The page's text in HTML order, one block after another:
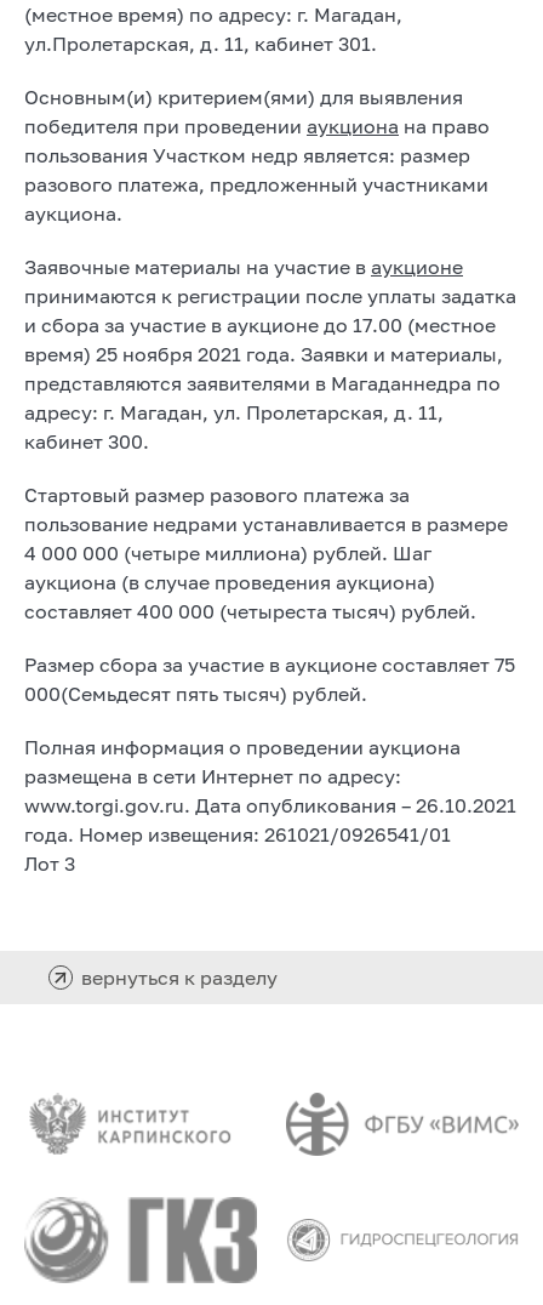
(местное время) по адресу: г. Магадан,
ул.Пролетарская, д. 11, кабинет 301.
Основным(и) критерием(ями) для выявления
победителя при проведении аукциона на право
пользования Участком недр является: размер
разового платежа, предложенный участниками
аукциона.
Заявочные материалы на участие в аукционе
принимаются к регистрации после уплаты задатка
и сбора за участие в аукционе до 17.00 (местное
время) 25 ноября 2021 года. Заявки и материалы,
представляются заявителями в Магаданнедра по
адресу: г. Магадан, ул. Пролетарская, д. 11,
кабинет 300.
Стартовый размер разового платежа за
пользование недрами устанавливается в размере
4 000 000 (четыре миллиона) рублей. Шаг
аукциона (в случае проведения аукциона)
составляет 400 000 (четыреста тысяч) рублей.
Размер сбора за участие в аукционе составляет 75
000(Семьдесят пять тысяч) рублей.
Полная информация о проведении аукциона
размещена в сети Интернет по адресу:
www.torgi.gov.ru. Дата опубликования – 26.10.2021
года. Номер извещения: 261021/0926541/01
Лот 3
вернуться к разделу